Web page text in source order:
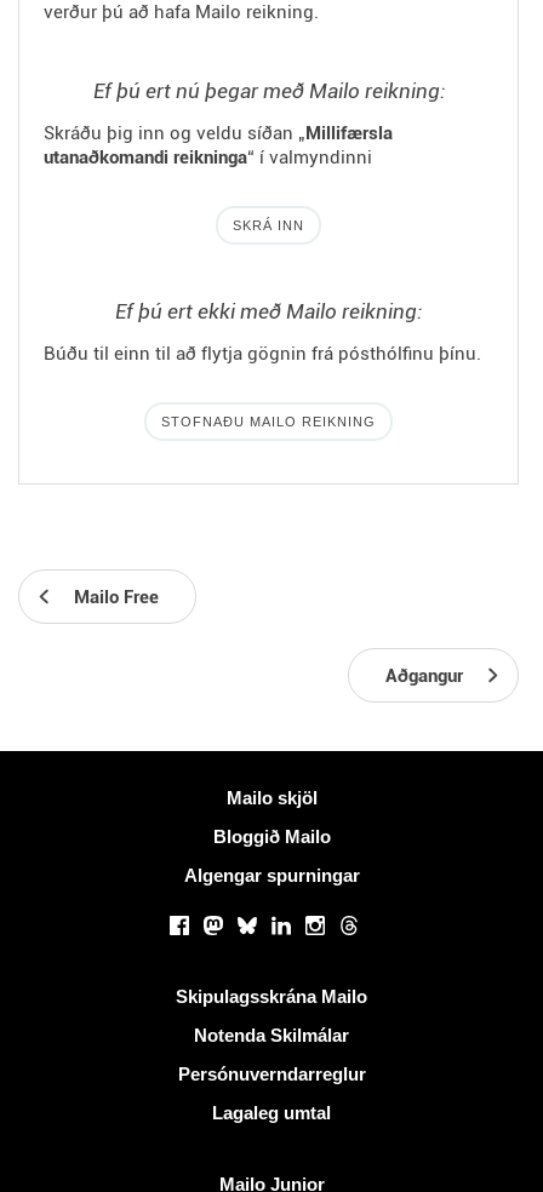
verður þú að hafa Mailo reikning.
Ef þú ert nú þegar með Mailo reikning:
Skráðu þig inn og veldu síðan „Millifærsla
utanaðkomandi reikninga“ í valmyndinni
SKRÁ INN
Ef þú ert ekki með Mailo reikning:
Búðu til einn til að flytja gögnin frá pósthólfinu þínu.
STOFNAÐU MAILO REIKNING
Mailo Free
Aðgangur
Mailo skjöl
Bloggið Mailo
Algengar spurningar
Facebook
Mastodon
BlueskyLinkedInInstagram
Threads
Skipulagsskrána Mailo
Notenda Skilmálar
Persónuverndarreglur
Lagaleg umtal
Mailo Junior